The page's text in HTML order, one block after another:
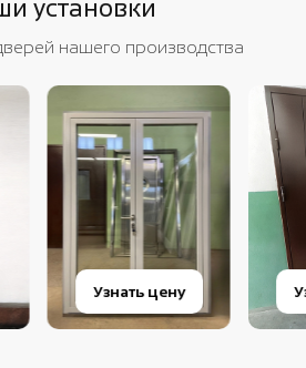
установки
нашего производства
Узнать цену